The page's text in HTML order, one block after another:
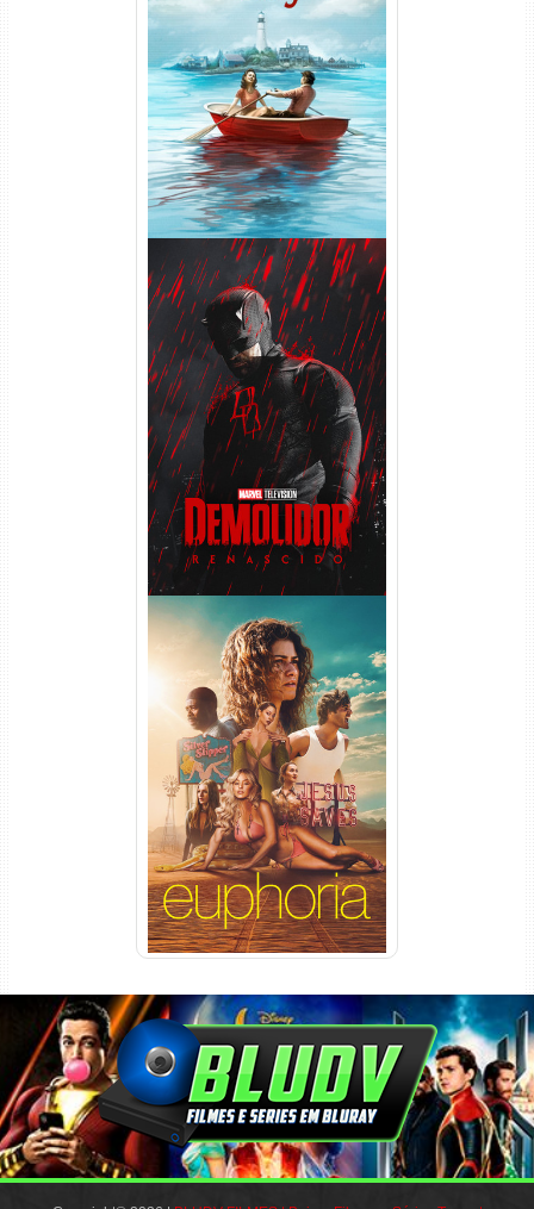
O Segredo de Widow’s Bay
1ª Temporada Torrent (2026)
WEB-DL 1080p Dual Áudio
Demolidor: Renascido 2ª
Temporada (2026) WEB-DL
1080p Dual Áudio
Euphoria 3ª Temporada
Torrent (2026) WEB-DL 1080p
Dual Áudio